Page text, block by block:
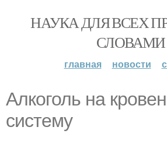
НАУКА ДЛЯ ВСЕХ
СЛОВАМИ
главная новости
Алкоголь на
систему